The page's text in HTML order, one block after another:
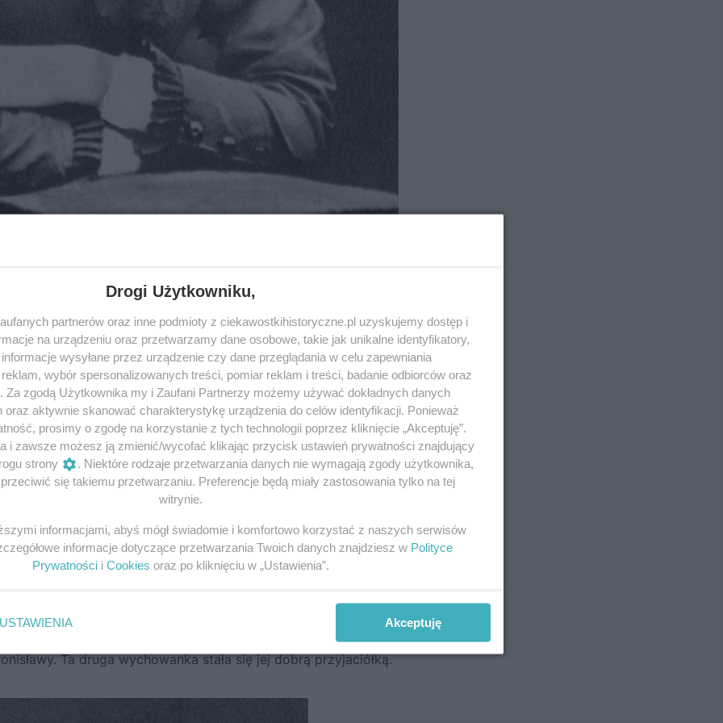
1886. Osiemnastoletnia Maria Skłodowska zdobyła posadę
u państwa Żórawskich, którzy dzierżawili tę wioskę.
fortunę w branży cukrowniczej.
Annę, liczącą sobie prawie 10 lat. Jak pisała Skłodowska,
. Zajmowała się też edukacją starszej
Ta druga wychowanka stała się jej dobrą przyjaciółką.
Drogi Użytkowniku,
partnerów oraz inne podmioty z ciekawostkihistoryczne.pl uzyskujemy dostęp i
na urządzeniu oraz przetwarzamy dane osobowe, takie jak unikalne identyfikatory,
wysyłane przez urządzenie czy dane przeglądania w celu zapewniania
wybór spersonalizowanych treści, pomiar reklam i treści, badanie odbiorców oraz
Za zgodą Użytkownika my i Zaufani Partnerzy możemy używać dokładnych danych
oraz aktywnie skanować charakterystykę urządzenia do celów identyfikacji. Ponieważ
prosimy o zgodę na korzystanie z tych technologii poprzez kliknięcie „Akceptuję”.
i zawsze możesz ją zmienić/wycofać klikając przycisk ustawień prywatności znajdujący
strony
. Niektóre rodzaje przetwarzania danych nie wymagają zgody użytkownika,
się takiemu przetwarzaniu. Preferencje będą miały zastosowania tylko na tej
witrynie.
informacjami, abyś mógł świadomie i komfortowo korzystać z naszych serwisów
informacje dotyczące przetwarzania Twoich danych znajdziesz w Polityce
Prywatności i Cookies oraz po kliknięciu w „Ustawienia”.
USTAWIENIA Akceptuję